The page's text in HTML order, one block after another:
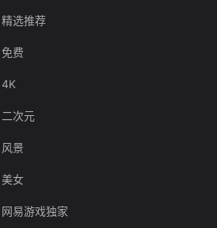
精选推荐
免费
4K
二次元
风景
美女
网易游戏独家